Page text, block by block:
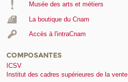
Musée des arts et métiers
La boutique du Cnam
Accès à l'intraCnam
COMPOSANTES
ICSV
Institut des cadres supérieures de la vente